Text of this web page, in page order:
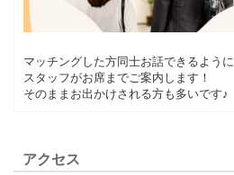
マッチングした方同士お話できるように
スタッフがお席までご案内します！
そのままお出かけされる方も多いです♪
アクセス